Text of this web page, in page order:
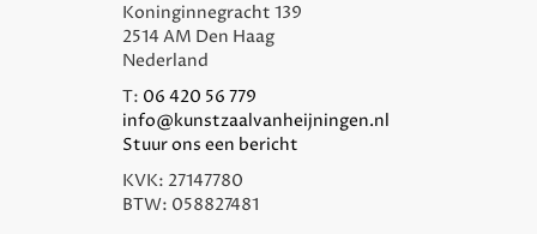
Koninginnegracht 139
2514 AM Den Haag
Nederland
T: 06 420 56 779
info@kunstzaalvanheijningen.nl
Stuur ons een bericht
KVK: 27147780
BTW: 058827481